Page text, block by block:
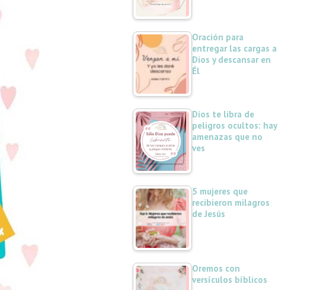
Oración para
entregar las cargas a
Dios y descansar en
Él
Dios te libra de
peligros ocultos: hay
amenazas que no
ves
5 mujeres que
recibieron milagros
de Jesús
Oremos con
versículos bíblicos